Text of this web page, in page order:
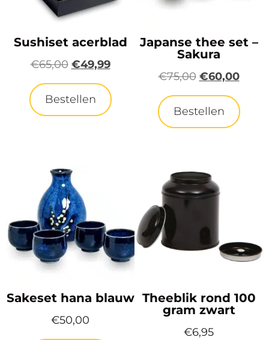
Sushiset acerblad
€65,00 €49,99
Bestellen
Japanse thee set –
Sakura
€75,00 €60,00
Bestellen
Sakeset hana blauw
€50,00
Theeblik rond 100
gram zwart
€6,95